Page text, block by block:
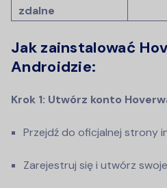
zdalne
Jak zainstalować
Androidzie:
Krok 1: Utwórz konto
Przejdź do oficjalnej strony
Zarejestruj się i utwórz